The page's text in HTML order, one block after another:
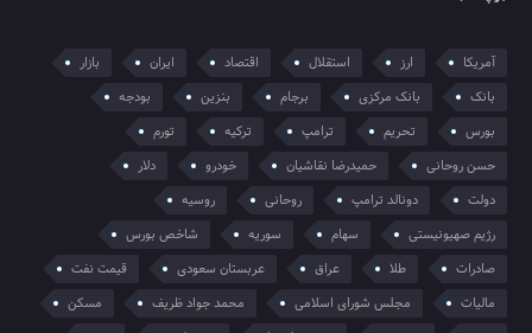
آمریکا ارز استقلال اقتصاد ایران
بازار
بانک
بانک مرکزی برجام بنزین
بودجه
بورس
تحریم ترامپ ترکیه
تورم
حسن روحانی
حمیدرضا نقاشیان خودرو
دلار
دولت
دونالد ترامپ روحانی
روسیه
رژیم صهیونیستی
سهام سوریه
شاخص بورس
صادرات
طلا عراق عربستان سعودی
قیمت نفت
مالیات
مجلس شورای اسلامی محمد جواد ظریف
مسکن